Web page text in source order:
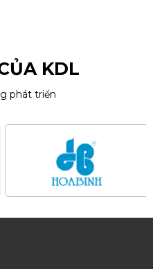
KDL
phát triển